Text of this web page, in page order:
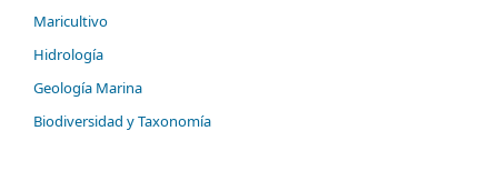
Maricultivo
Hidrología
Geología Marina
Biodiversidad y Taxonomía